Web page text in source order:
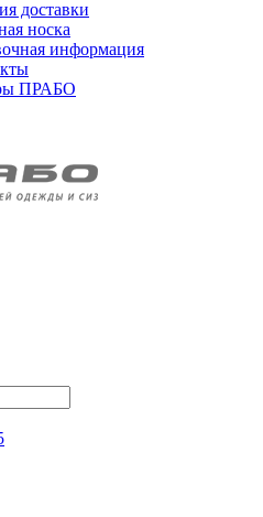
доставки
носка
информация
ПРАБО